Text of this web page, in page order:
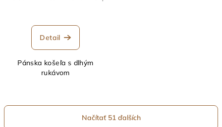
Detail
Pánska košeľa s dlhým
rukávom
Načítať 51 ďalších